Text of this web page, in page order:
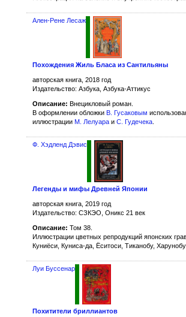
Ален-Рене Лесаж
Похождения Жиль Бласа из Сантильяны
авторская книга, 2018 год
Издательство: Азбука, Азбука-Аттикус
Описание: Внецикловый роман.
В оформлении обложки В. Гусаковым
иллюстрации М. Лелуара и C. Гудечека
Ф. Хэдленд Дэвис
Легенды и мифы Древней Японии
авторская книга, 2019 год
Издательство: СЗКЭО, Оникс 21 век
Описание: Том 38.
Иллюстрации цветных репродукций японских
Куниёси, Куниса-да, Ёситоси, Тиканобу, Харунобу
Луи Буссенар
Похитители бриллиантов